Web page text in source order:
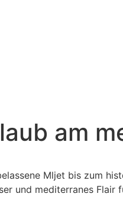
am
Mljet bis zum
und mediterranes Flair